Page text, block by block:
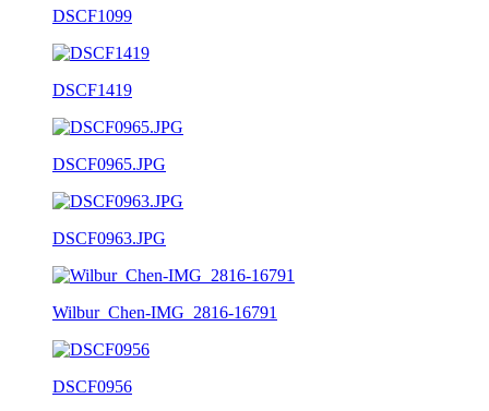
DSCF1099
DSCF1419
DSCF0965.JPG
DSCF0963.JPG
Wilbur_Chen-IMG_2816-16791
DSCF0956